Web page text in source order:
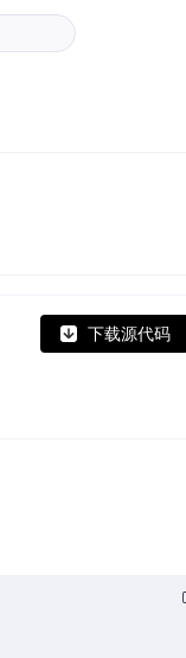
下载源代码